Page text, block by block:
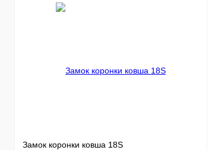
Замок коронки ковша 18S